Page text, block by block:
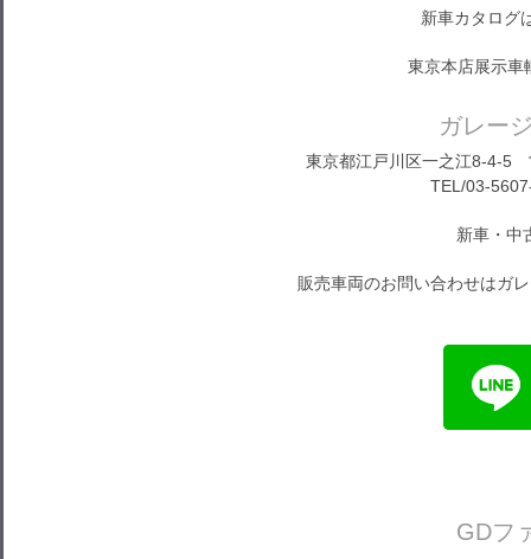
新車カタログ
東京本店展示
ガレー
東京都江戸川区一之江8-4-5
TEL/03-
新車・中
販売車両のお問い合わせはガ
GDフ